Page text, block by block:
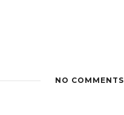
NO COMMENTS